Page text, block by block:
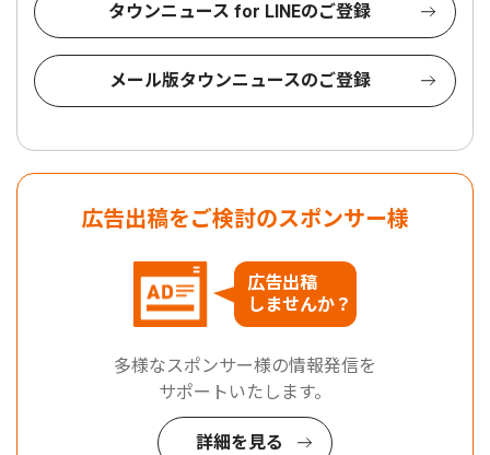
タウンニュース for LINEのご登録
メール版タウンニュースのご登録
広告出稿をご検討のスポンサー様
広告出稿
しませんか？
多様なスポンサー様の情報発信を
サポートいたします。
詳細を見る